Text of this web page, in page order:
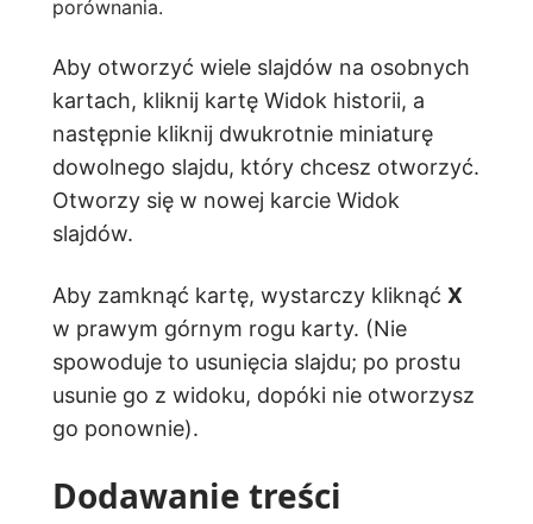
porównania.
Aby otworzyć wiele slajdów na osobnych
kartach, kliknij kartę Widok historii, a
następnie kliknij dwukrotnie miniaturę
dowolnego slajdu, który chcesz otworzyć.
Otworzy się w nowej karcie Widok
slajdów.
Aby zamknąć kartę, wystarczy kliknąć X
w prawym górnym rogu karty. (Nie
spowoduje to usunięcia slajdu; po prostu
usunie go z widoku, dopóki nie otworzysz
go ponownie).
Dodawanie treści